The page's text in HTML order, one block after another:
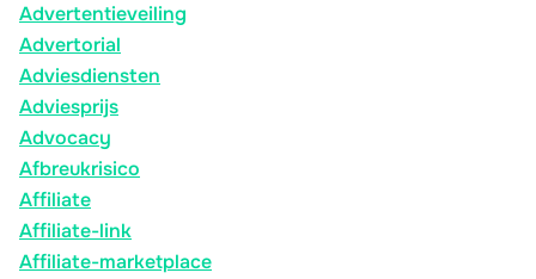
Advertentieveiling
Advertorial
Adviesdiensten
Adviesprijs
Advocacy
Afbreukrisico
Affiliate
Affiliate-link
Affiliate-marketplace